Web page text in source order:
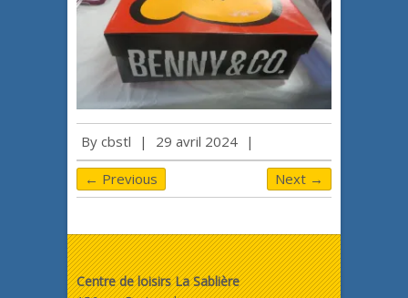
By cbstl | 29 avril 2024 |
← Previous Next →
Centre de loisirs La Sablière